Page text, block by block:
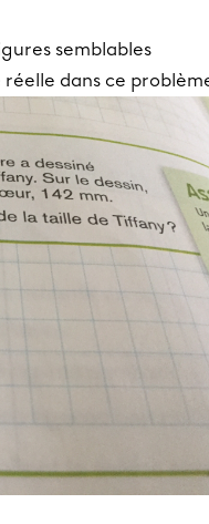
semblables
dans ce